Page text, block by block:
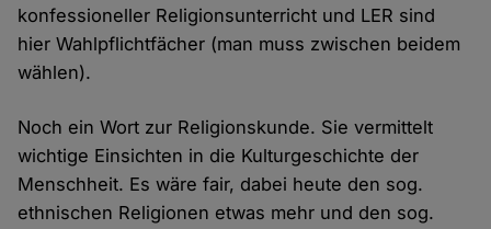
konfessioneller Religionsunterricht und LER sind
hier Wahlpflichtfächer (man muss zwischen beidem
wählen).
Noch ein Wort zur Religionskunde. Sie vermittelt
wichtige Einsichten in die Kulturgeschichte der
Menschheit. Es wäre fair, dabei heute den sog.
ethnischen Religionen etwas mehr und den sog.